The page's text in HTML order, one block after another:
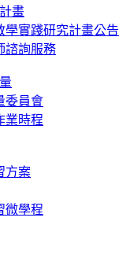
畫
學實踐研究計畫公告
諮詢服務
委員會
業時程
方案
微學程